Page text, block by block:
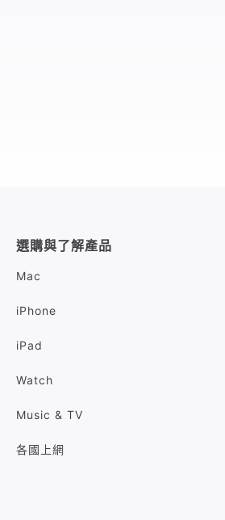
選購與了解產品
Mac
iPhone
iPad
Watch
Music & TV
各國上網